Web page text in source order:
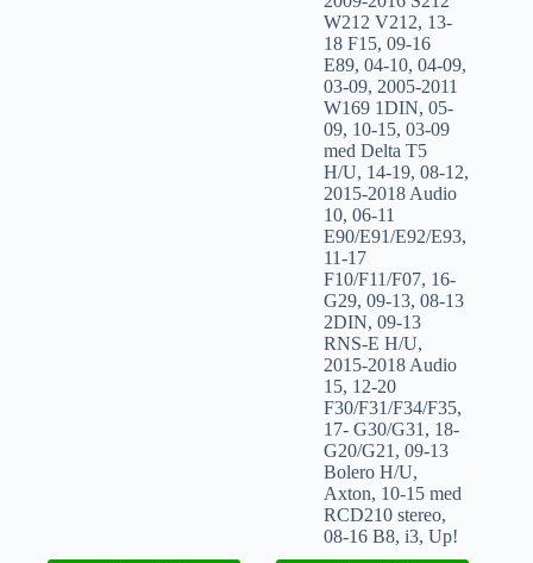
W212 V212, 13-
18 F15,09-16
E89,04-10,04-09,
03-09, 2005-2011
W169 1DIN,05-
09, 10-15,03-09
med Delta T5
H/U, 14-19,08-12,
2015-2018 Audio
10,06-11
E90/E91/E92/E93,
11-17
F10/F11/F07, 16-
G29,09-13,08-13
2DIN,09-13
RNS-E H/U,
2015-2018 Audio
15, 12-20
F30/F31/F34/F35,
17- G30/G31 , 18-
G20/G21 ,09-13
Bolero H/U,
Axton, 10-15 med
RCD210 stereo,
08-16 B8,i3,Up!